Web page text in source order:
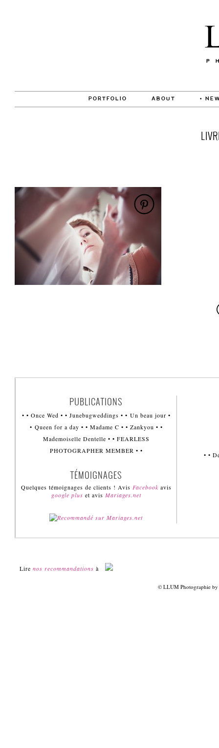
PORTFOLIO ABOUT •
PUBLICATIONS
• • Once Wed • • Junebugweddings • • Un beau jour •
• Queen for a day • • Madame C • • Zankyou • •
Mademoiselle Dentelle • • FEARLESS
PHOTOGRAPHER MEMBER • •
TÉMOIGNAGES
Quelques témoignages de clients ! Avis Facebook avis
google plus et avis Mariages.net
• •
Lire nos recommandations à
© LLUM Photographie